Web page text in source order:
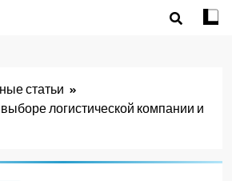
статьи
логистической компании и